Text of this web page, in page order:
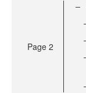
Page 2